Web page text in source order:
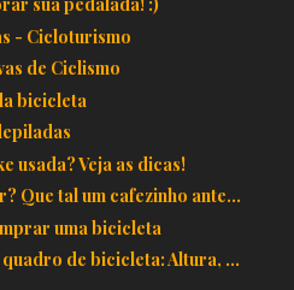
sua pedalada! :)
- Cicloturismo
de Ciclismo
bicicleta
usada? Veja as dicas!
Que tal um cafezinho ante...
uma bicicleta
de bicicleta: Altura, ...